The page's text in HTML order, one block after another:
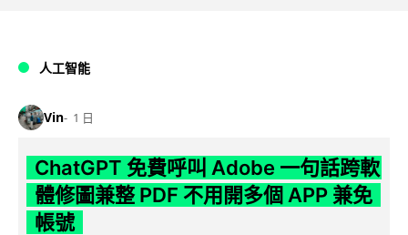
人工智能
Vin 1 日
ChatGPT 免費呼叫 Adobe 一句話跨軟
體修圖兼整 PDF 不用開多個 APP 兼免
帳號